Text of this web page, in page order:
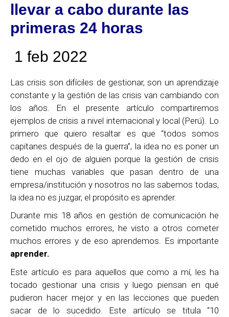
llevar a cabo durante las
primeras 24 horas
1 feb 2022
Las crisis son difíciles de gestionar, son un aprendizaje
constante y la gestión de las crisis van cambiando con
los años. En el presente artículo compartiremos
ejemplos de crisis a nivel internacional y local (Perú). Lo
primero que quiero resaltar es que “todos somos
capitanes después de la guerra”, la idea no es poner un
dedo en el ojo de alguien porque la gestión de crisis
tiene muchas variables que pasan dentro de una
empresa/institución y nosotros no las sabemos todas,
la idea no es juzgar, el propósito es aprender.
Durante mis 18 años en gestión de comunicación he
cometido muchos errores, he visto a otros cometer
muchos errores y de eso aprendemos. Es importante
aprender.
Este artículo es para aquellos que como a mí, les ha
tocado gestionar una crisis y luego piensan en qué
pudieron hacer mejor y en las lecciones que pueden
sacar de lo sucedido. Este artículo se titula “10